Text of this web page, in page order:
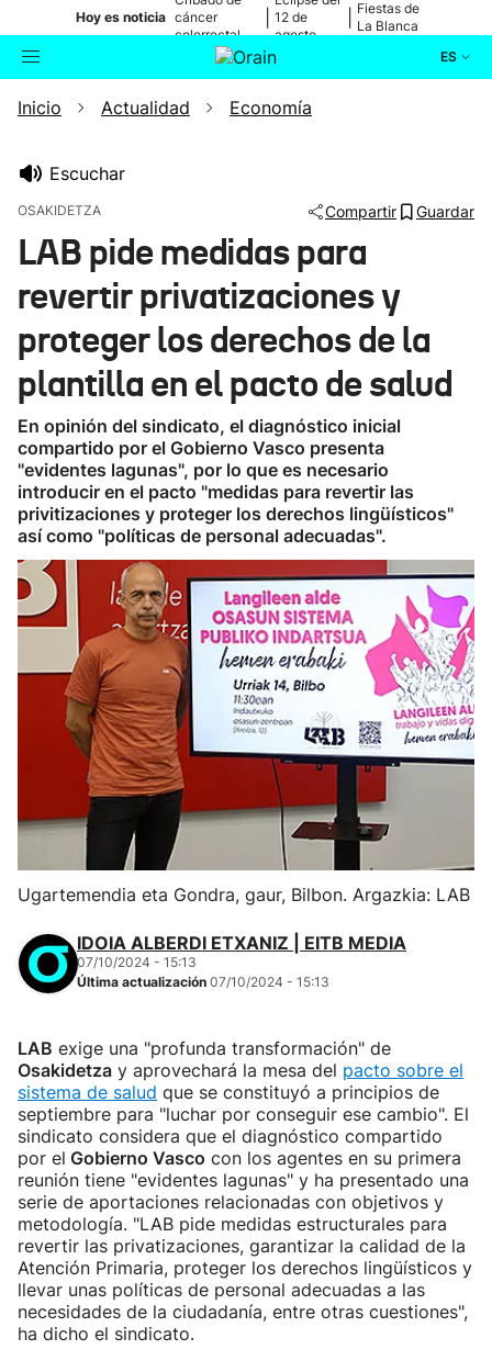
Hoy es noticia cáncer
colorrectal
12 de
agosto
Fiestas de
La Blanca
ES
Buscador Actualidad
Ikusmiran
Eguraldia
Inicio Actualidad Economía
Escuchar
OSAKIDETZA Compartir Guardar
LAB pide medidas para
revertir privatizaciones y
proteger los derechos de la
plantilla en el pacto de salud
En opinión del sindicato, el diagnóstico inicial
compartido por el Gobierno Vasco presenta
"evidentes lagunas", por lo que es necesario
introducir en el pacto "medidas para revertir las
privitizaciones y proteger los derechos lingüísticos"
así como "políticas de personal adecuadas".
Ugartemendia eta Gondra, gaur, Bilbon. Argazkia: LAB
IDOIA ALBERDI ETXANIZ | EITB MEDIA
07/10/2024 - 15:13
Última actualización 07/10/2024 - 15:13
LAB exige una "profunda transformación" de
Osakidetza y aprovechará la mesa del pacto sobre el
sistema de salud que se constituyó a principios de
septiembre para "luchar por conseguir ese cambio". El
sindicato considera que el diagnóstico compartido
por el Gobierno Vasco con los agentes en su primera
reunión tiene "evidentes lagunas" y ha presentado una
serie de aportaciones relacionadas con objetivos y
metodología. "LAB pide medidas estructurales para
revertir las privatizaciones, garantizar la calidad de la
Atención Primaria, proteger los derechos lingüísticos y
llevar unas políticas de personal adecuadas a las
necesidades de la ciudadanía, entre otras cuestiones",
ha dicho el sindicato.